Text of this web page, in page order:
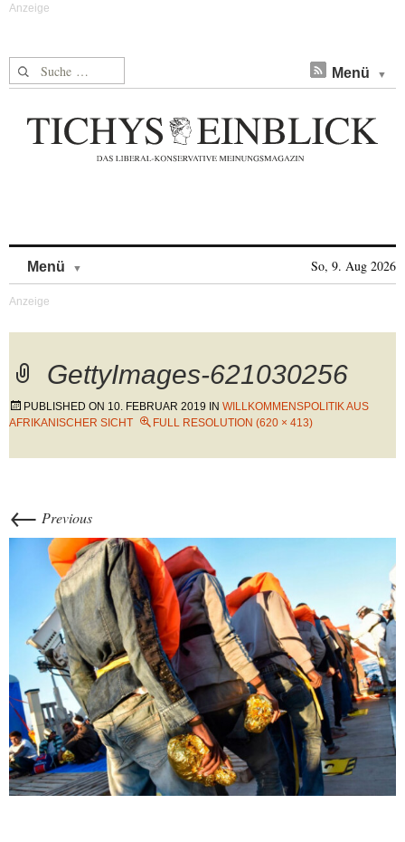
Suche nach: Menü
Menü So, 9. Aug 2026
GettyImages-621030256
PUBLISHED ON 10. FEBRUAR 2019 IN WILLKOMMENSPOLITIK AUS
AFRIKANISCHER SICHT
FULL RESOLUTION (620 × 413)
← Previous